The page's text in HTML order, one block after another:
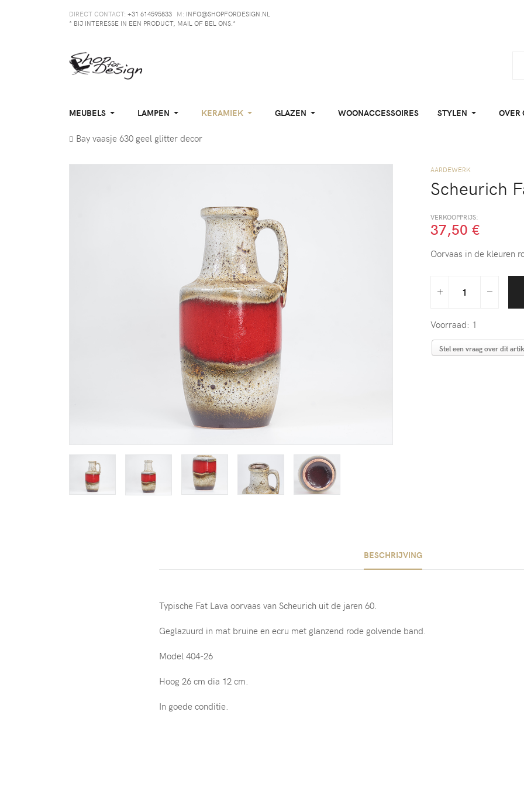
DIRECT CONTACT: +31 614595833 M: INFO@SHOPFORDESIGN.NL
* BIJ INTERESSE IN EEN PRODUCT, MAIL OF BEL ONS.*
MEUBELS LAMPEN KERAMIEK GLAZEN WOONACCESSOIRES STYLEN OVER
Bay vaasje 630 geel glitter decor
AARDEWERK
Scheurich
VERKOOPPRIJS:
37,50 €
Oorvaas in de kleuren
Voorraad: 1
Stel een vraag over dit
BESCHRIJVING
Typische Fat Lava oorvaas van Scheurich uit de jaren 60.
Geglazuurd in mat bruine en ecru met glanzend rode golvende band.
Model 404-26
Hoog 26 cm dia 12 cm.
In goede conditie.